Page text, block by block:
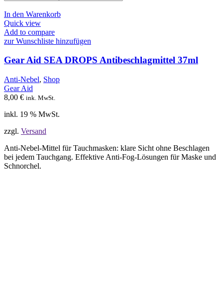
In den Warenkorb
Quick view
Add to compare
zur Wunschliste hinzufügen
Gear Aid SEA DROPS Antibeschlagmittel 37ml
Anti-Nebel, Shop
Gear Aid
8,00 € ink. MwSt.
inkl. 19 % MwSt.
zzgl. Versand
Anti-Nebel-Mittel für Tauchmasken: klare Sicht ohne Beschlagen
bei jedem Tauchgang. Effektive Anti-Fog-Lösungen für Maske und
Schnorchel.